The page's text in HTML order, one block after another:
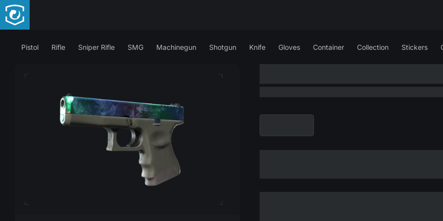
Pistol Rifle Sniper Rifle SMG Machinegun Shotgun Knife Gloves Container Collection Stickers